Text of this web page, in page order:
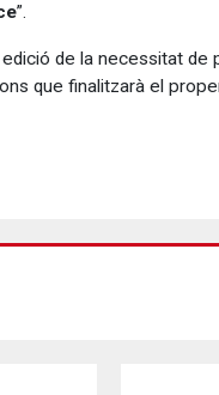
”.
de la necessitat
que finalitzarà el